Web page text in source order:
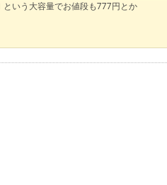
いう大容量でお値段も777円とか